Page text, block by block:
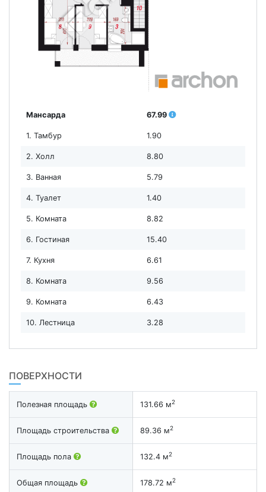
Мансарда 67.99
1. Тамбур 1.90
2. Холл 8.80
3. Ванная 5.79
4. Туалет 1.40
5. Комната 8.82
6. Гостиная 15.40
7. Кухня 6.61
8. Комната 9.56
9. Комната 6.43
10. Лестница 3.28
ПОВЕРХНОСТИ
Полезная площадь 131.66 м2
Площадь строительства 89.36 м2
Площадь пола 132.4 м2
Общая площадь 178.72 м2